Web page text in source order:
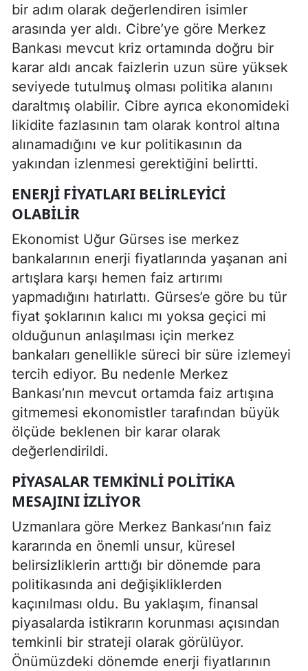
bir adım olarak değerlendiren isimler
arasında yer aldı. Cibre’ye göre Merkez
Bankası mevcut kriz ortamında doğru bir
karar aldı ancak faizlerin uzun süre yüksek
seviyede tutulmuş olması politika alanını
daraltmış olabilir. Cibre ayrıca ekonomideki
likidite fazlasının tam olarak kontrol altına
alınamadığını ve kur politikasının da
yakından izlenmesi gerektiğini belirtti.
ENERJI FIYATLARI BELIRLEYICI
OLABILIR
Ekonomist Uğur Gürses ise merkez
bankalarının enerji fiyatlarında yaşanan ani
artışlara karşı hemen faiz artırımı
yapmadığını hatırlattı. Gürses’e göre bu tür
fiyat şoklarının kalıcı mı yoksa geçici mi
olduğunun anlaşılması için merkez
bankaları genellikle süreci bir süre izlemeyi
tercih ediyor. Bu nedenle Merkez
Bankası’nın mevcut ortamda faiz artışına
gitmemesi ekonomistler tarafından büyük
ölçüde beklenen bir karar olarak
değerlendirildi.
PIYASALAR TEMKINLI POLITIKA
MESAJINI IZLIYOR
Uzmanlara göre Merkez Bankası’nın faiz
kararında en önemli unsur, küresel
belirsizliklerin arttığı bir dönemde para
politikasında ani değişikliklerden
kaçınılması oldu. Bu yaklaşım, finansal
piyasalarda istikrarın korunması açısından
temkinli bir strateji olarak görülüyor.
Önümüzdeki dönemde enerji fiyatlarının